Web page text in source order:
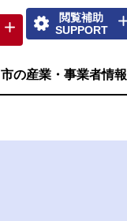
閲覧補助
SUPPORT
市の産業・事業者情報